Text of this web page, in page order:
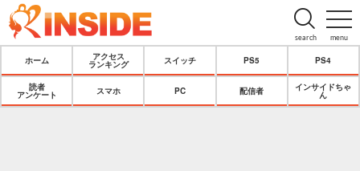
menu
search
ホーム
アクセス
ランキング
スイッチ PS5 PS4
読者
アンケート
スマホ PC 配信者
インサイドちゃ
ん